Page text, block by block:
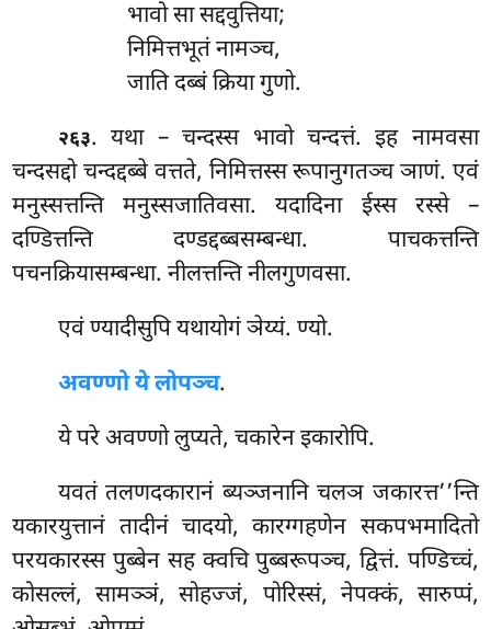
भावो सा सद्दवुत्तिया;
निमित्तभूतं नामञ्च,
जाति दब्बं क्रिया गुणो.
२६३. यथा – चन्दस्स भावो चन्दत्तं. इह नामवसा
चन्दसद्दो चन्दद्दब्बे वत्तते, निमित्तस्स रूपानुगतञ्च ञाणं. एवं
मनुस्सत्तन्ति मनुस्सजातिवसा. यदादिना ईस्स रस्से –
दण्डित्तन्ति दण्डद्दब्बसम्बन्धा. पाचकत्तन्ति
पचनक्रियासम्बन्धा. नीलत्तन्ति नीलगुणवसा.
एवं ण्यादीसुपि यथायोगं ञेय्यं. ण्यो.
अवण्णो ये लोपञ्च.
येपरे अवण्णो लुप्यते, चकारेन इकारोपि.
यवतं तलणदकारानं ब्यञ्जनानि चलञ जकारत्त’’न्ति
यकारयुत्तानं तादीनं चादयो, कारग्गहणेन सकपभमादितो
परयकारस्स पुब्बेन सह क्वचि पुब्बरूपञ्च, द्वित्तं. पण्डिच्चं,
कोसल्लं, सामञ्ञं, सोहज्जं, पोरिस्सं, नेपक्कं, सारुप्पं,